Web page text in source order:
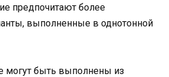
предпочитают более
выполненные в однотонной
быть выполнены из